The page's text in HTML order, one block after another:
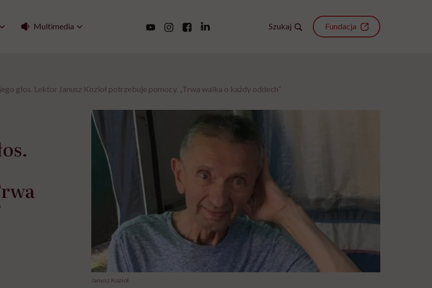
Multimedia Szukaj Fundacja
głos. Lektor Janusz Kozioł potrzebuje pomocy. „Trwa walka o każdy oddech”
Janusz Kozioł